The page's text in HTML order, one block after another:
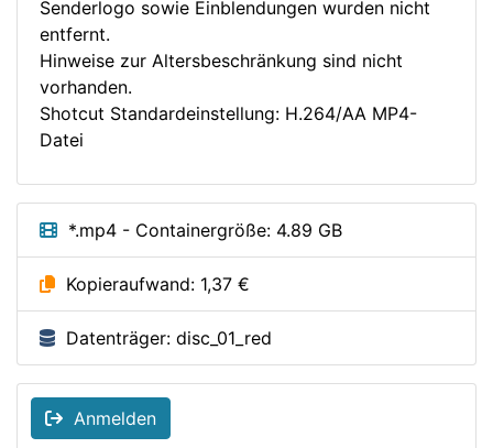
Senderlogo sowie Einblendungen wurden nicht
entfernt.
Hinweise zur Altersbeschränkung sind nicht
vorhanden.
Shotcut Standardeinstellung: H.264/AA MP4-
Datei
*.mp4 - Containergröße: 4.89 GB
Kopieraufwand: 1,37 €
Datenträger: disc_01_red
Anmelden